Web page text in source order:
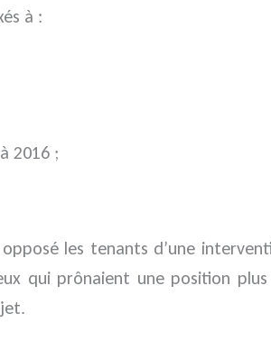
à :
2016 ;
les tenants d’une
qui prônaient une position